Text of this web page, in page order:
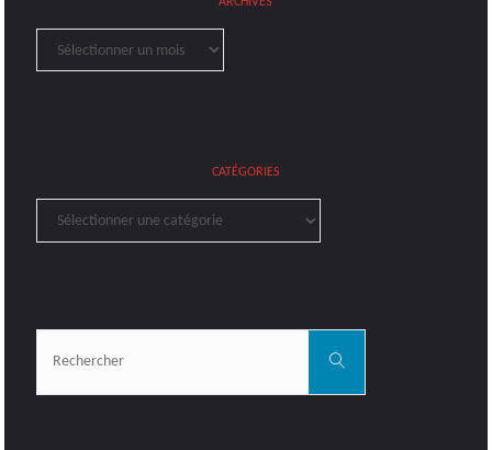
Archives
CATÉGORIES
Catégories
Rechercher